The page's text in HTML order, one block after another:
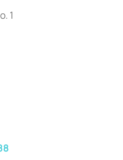
licenses from Bank Indonesia as a
Transaction, and Administration
Paper Transactions whose
1